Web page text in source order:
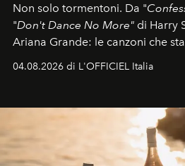
Non solo tormentoni. Da "
"Don't Dance No More" di Harry
Ariana Grande: le canzoni che
colonna sonora della stagione.
04.08.2026 di L'OFFICIEL Italia